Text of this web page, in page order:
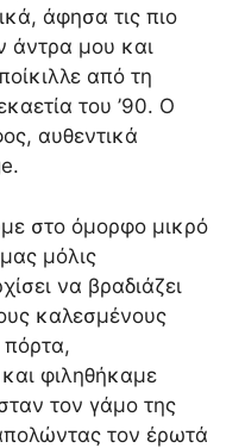
άφησα τις πιο
άντρα μου και
από τη
του ’90. Ο
αυθεντικά
στο όμορφο μικρό
μόλις
να βραδιάζει
καλεσμένους
πόρτα,
φιληθήκαμε
τον γάμο της
τον έρωτά